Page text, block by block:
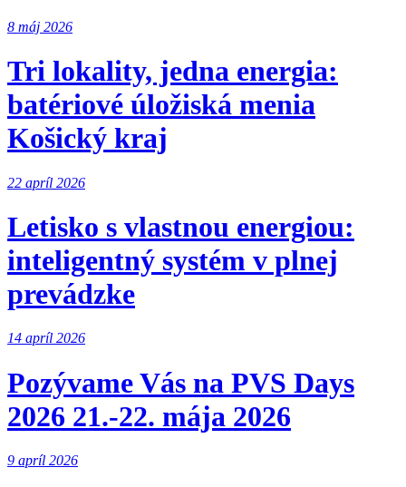
8 máj 2026
Tri lokality, jedna energia:
batériové úložiská menia
Košický kraj
22 apríl 2026
Letisko s vlastnou energiou:
inteligentný systém v plnej
prevádzke
14 apríl 2026
Pozývame Vás na PVS Days
2026 21.-22. mája 2026
9 apríl 2026